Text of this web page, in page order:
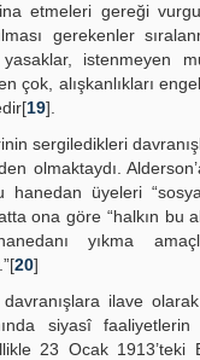
etmeleri gereği
gerekenler
istenmeyen
çok, alışkanlıkları
19].
sergiledikleri
olmaktaydı.
hanedan üyeleri
ona göre “halkın bu
yıkma
20]
ilave
siyasî
23 Ocak 1913’teki